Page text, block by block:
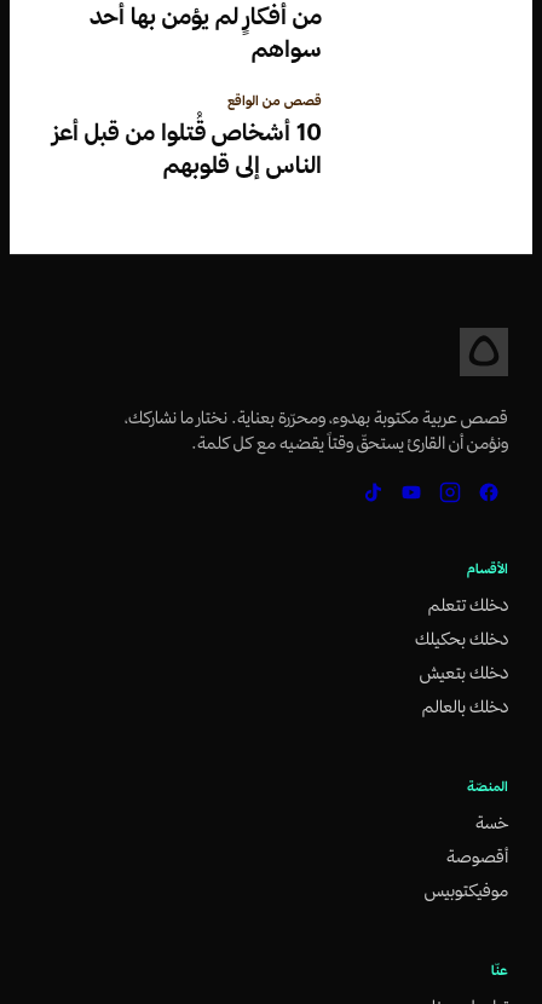
من أفكارٍ لم يؤمن بها أحد
سواهم
قصص من الواقع
10 أشخاص قُتلوا من قبل أعز
الناس إلى قلوبهم
قصص عربية مكتوبة بهدوء، ومحرّرة بعناية. نختار ما نشاركك،
ونؤمن أن القارئ يستحقّ وقتاً يقضيه مع كل كلمة.
الأقسام
دخلك تتعلم
دخلك بحكيلك
دخلك بتعيش
دخلك بالعالم
المنصّة
خسة
أقصوصة
موفيكتوبيس
عنّا